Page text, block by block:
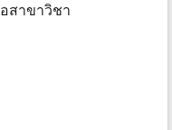
สาขาวิชา